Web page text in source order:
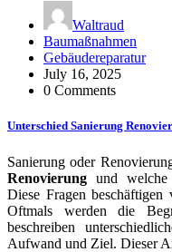
Waltraud
Baumaßnahmen
Gebäudereparatur
July 16, 2025
0 Comments
Unterschied Sanierung
Sanierung oder
Renovierung und welche
Diese Fragen beschäftigen
Oftmals werden die
beschreiben
Aufwand und Ziel. Dieser